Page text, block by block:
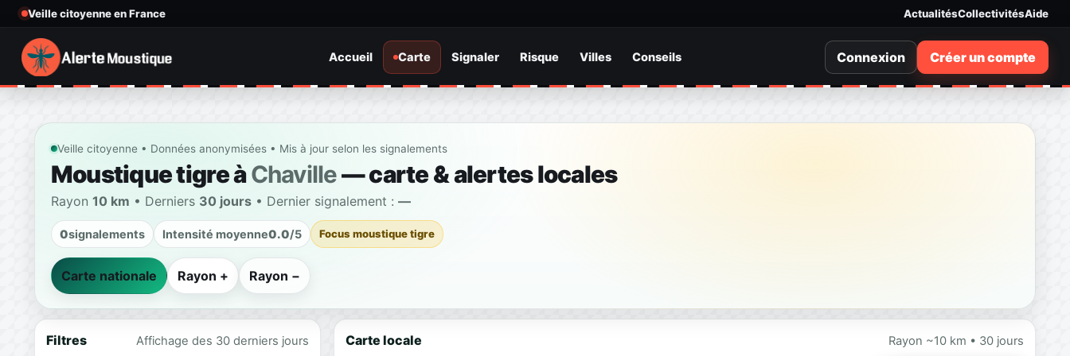
Veille citoyenne en France ActualitésCollectivitésAide
Accueil Carte Signaler Risque Villes Conseils Connexion Créer un compte
Veille citoyenne • Données anonymisées • Mis à jour selon les signalements
Moustique tigre àChaville— carte & alertes locales
Rayon 10 km • Derniers 30 jours• Dernier signalement : —
0signalements Intensité moyenne0.0/5 Focus moustique tigre
Carte nationale Rayon + Rayon −
Filtres Affichage des 30 derniers jours Carte locale Rayon ~10 km • 30 jours